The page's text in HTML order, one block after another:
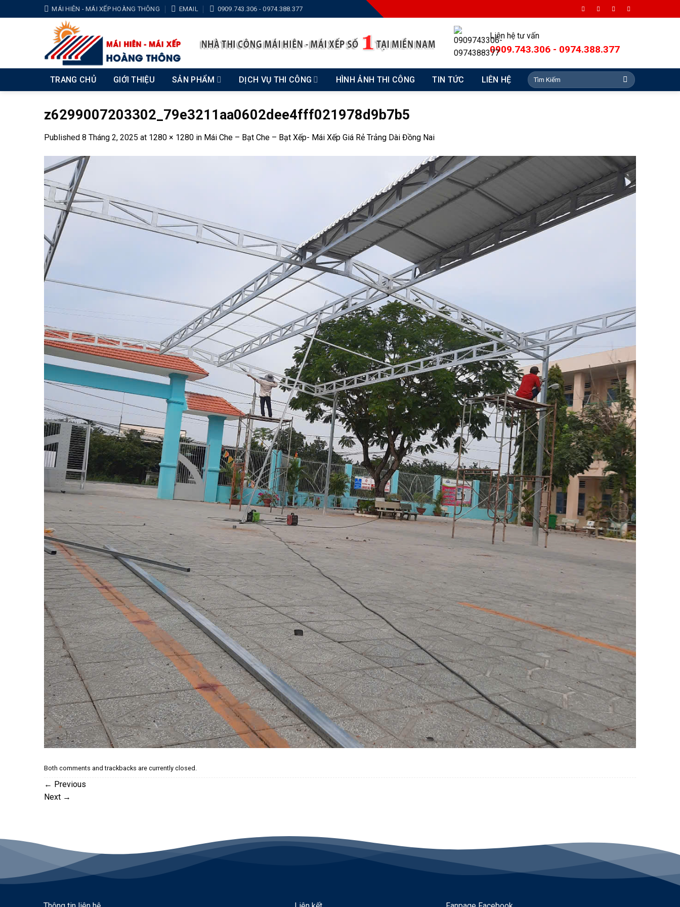
to
MÁI HIÊN - MÁI XẾP HOÀNG THÔNG EMAIL 0909.743.306 - 0974.388.377
Liên hệ tư vấn
0909.743.306 - 0974.388.377
TRANG CHỦ GIỚI THIỆU SẢN PHẨM DỊCH VỤ THI CÔNG HÌNH ẢNH THI CÔNG TIN TỨC LIÊN HỆ
Search
for:
z6299007203302_79e3211aa0602dee4fff021978d9b7b5
Published 8 Tháng 2, 2025 at 1280 × 1280 in Mái Che – Bạt Che – Bạt Xếp- Mái Xếp Giá Rẻ Trảng Dài Đồng Nai
Both comments and trackbacks are currently closed.
← Previous
Next →